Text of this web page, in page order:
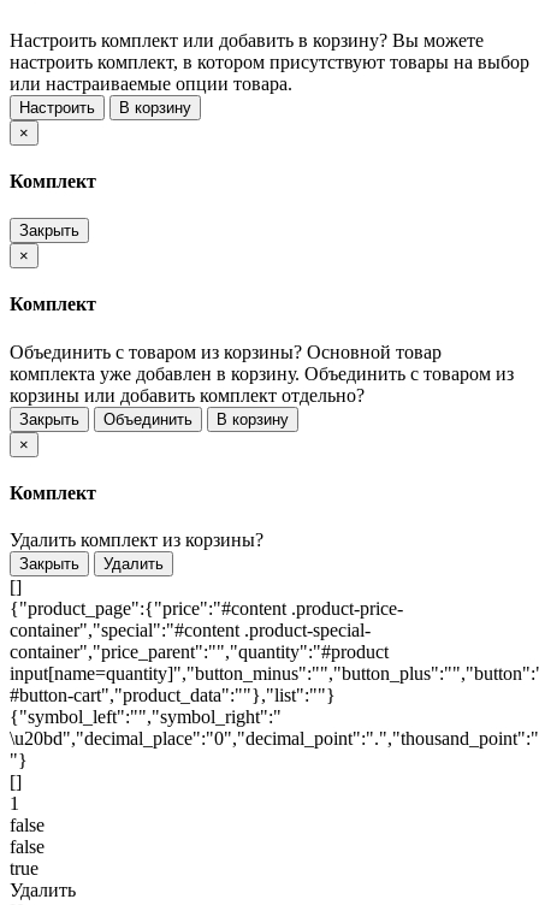
Настроить комплект или добавить в корзину? Вы можете
настроить комплект, в котором присутствуют товары на выбор
или настраиваемые опции товара.
Настроить
В корзину
×
Комплект
Закрыть
×
Комплект
Объединить с товаром из корзины? Основной товар
комплекта уже добавлен в корзину. Объединить с товаром из
корзины или добавить комплект отдельно?
Закрыть Объединить
В корзину
×
Комплект
Удалить комплект из корзины?
Закрыть Удалить
[]
{"product_page":{"price":"#content .product-price-
container","special":"#content .product-special-
container","price_parent":"","quantity":"#product
#button-cart","product_data":""},"list":""}
{"symbol_left":"","symbol_right":"
\u20bd","decimal_place":"0","decimal_point":".","thousand_point":"
"}
[]
1
false
false
true
Удалить